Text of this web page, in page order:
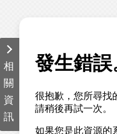
相
關
資
訊